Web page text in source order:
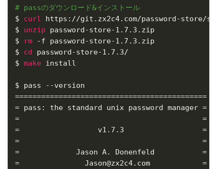
# passのダウンロード&インストール
$ curl
https://git.zx2c4.com/password-store/
$ unzip password-store-1.7.3.zip
$ rm -f password-store-1.7.3.zip
$ cd password-store-1.7.3/
$ make install
============================================
= pass: the standard unix password manager =
=
=
=
                  v1.7.3
=
=
=
=
             Jason A. Donenfeld
=
=
               Jason@zx2c4.com
=